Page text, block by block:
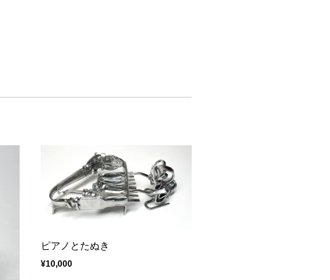
ピアノとたぬき
¥10,000